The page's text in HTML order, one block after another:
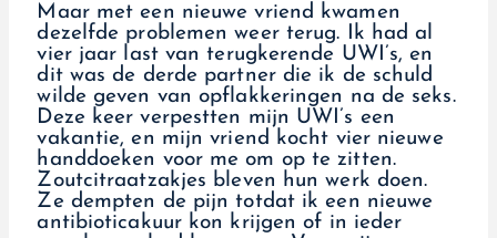
Maar met een nieuwe vriend kwamen
dezelfde problemen weer terug. Ik had al
vier jaar last van terugkerende UWI’s, en
dit was de derde partner die ik de schuld
wilde geven van opflakkeringen na de seks.
Deze keer verpestten mijn UWI’s een
vakantie, en mijn vriend kocht vier nieuwe
handdoeken voor me om op te zitten.
Zoutcitraatzakjes bleven hun werk doen.
Ze dempten de pijn totdat ik een nieuwe
antibioticakuur kon krijgen of in ieder